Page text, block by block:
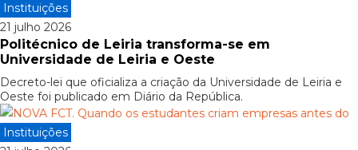
Instituições
21 julho 2026
Politécnico de Leiria transforma-se em
Universidade de Leiria e Oeste
Decreto-lei que oficializa a criação da Universidade de Leiria e
Oeste foi publicado em Diário da República.
Instituições